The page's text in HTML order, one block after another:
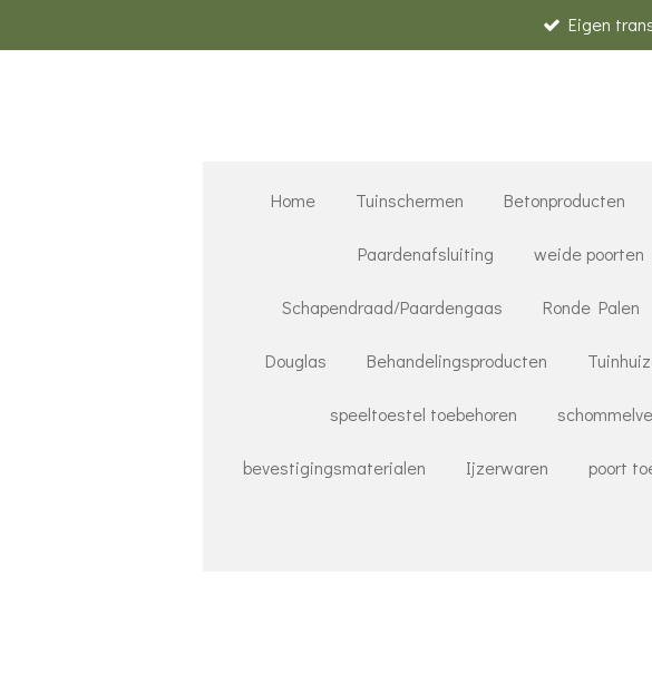
direct
Eigen
Home Tuinschermen Betonproducten
Paardenafsluiting weide poorten
Schapendraad/Paardengaas Ronde Palen
Douglas Behandelingsproducten
speeltoestel toebehoren
bevestigingsmaterialen Ijzerwaren poort